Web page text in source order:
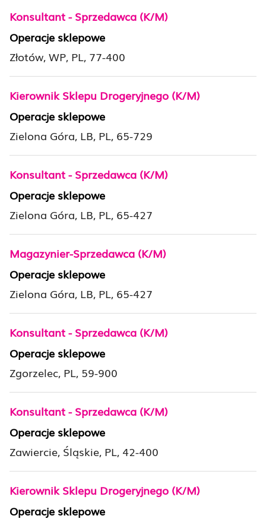
Konsultant - Sprzedawca (K/M)
Operacje sklepowe
Złotów, WP, PL, 77-400
Kierownik Sklepu Drogeryjnego (K/M)
Operacje sklepowe
Zielona Góra, LB, PL, 65-729
Konsultant - Sprzedawca (K/M)
Operacje sklepowe
Zielona Góra, LB, PL, 65-427
Magazynier-Sprzedawca (K/M)
Operacje sklepowe
Zielona Góra, LB, PL, 65-427
Konsultant - Sprzedawca (K/M)
Operacje sklepowe
Zgorzelec, PL, 59-900
Konsultant - Sprzedawca (K/M)
Operacje sklepowe
Zawiercie, Śląskie, PL, 42-400
Kierownik Sklepu Drogeryjnego (K/M)
Operacje sklepowe